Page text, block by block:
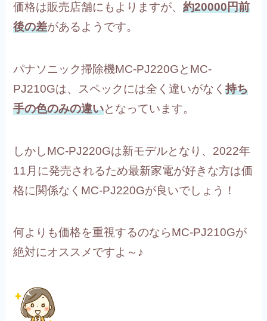
価格は販売店舗にもよりますが、約20000円前
後の差があるようです。
パナソニック掃除機MC-PJ220GとMC-
PJ210Gは、スペックには全く違いがなく持ち
手の色のみの違いとなっています。
しかしMC-PJ220Gは新モデルとなり、2022年
11月に発売されるため最新家電が好きな方は価
格に関係なくMC-PJ220Gが良いでしょう！
何よりも価格を重視するのならMC-PJ210Gが
絶対にオススメですよ～♪